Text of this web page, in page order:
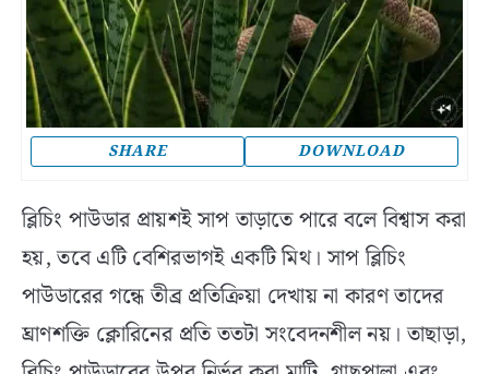
SHARE DOWNLOAD
ব্লিচিং পাউডার প্রায়শই সাপ তাড়াতে পারে বলে বিশ্বাস করা
হয়, তবে এটি বেশিরভাগই একটি মিথ। সাপ ব্লিচিং
পাউডারের গন্ধে তীব্র প্রতিক্রিয়া দেখায় না কারণ তাদের
ঘ্রাণশক্তি ক্লোরিনের প্রতি ততটা সংবেদনশীল নয়। তাছাড়া,